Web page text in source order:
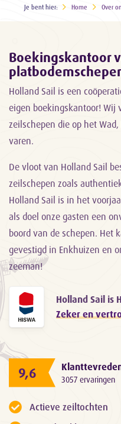
Je bent hier: Home Over
Boekingskantoor
Holland Sail is een
eigen boekingskantoor! Wij
zeilschepen die op het
varen.
De vloot van Holland Sail
zeilschepen zoals
Holland Sail is in het
als doel onze gasten een
boord van de schepen. Het
gevestigd in Enkhuizen en
zeeman!
Holland Sail is
Zeker en
9,6 3057 ervaringen
Actieve zeiltochten